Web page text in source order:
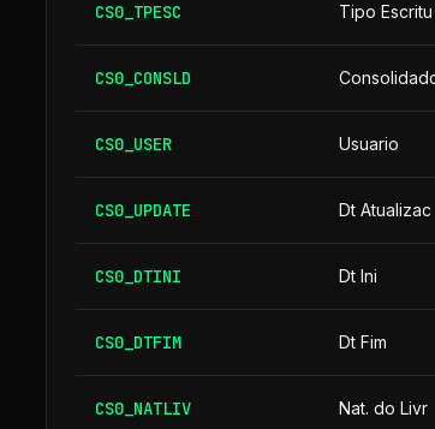
CS0_TPESC Tipo Escritu
CS0_CONSLD
CS0_USER Usuario
CS0_UPDATE Dt Atualizac
CS0_DTINI Dt Ini
CS0_DTFIM Dt Fim
CS0_NATLIV Nat. do Livr